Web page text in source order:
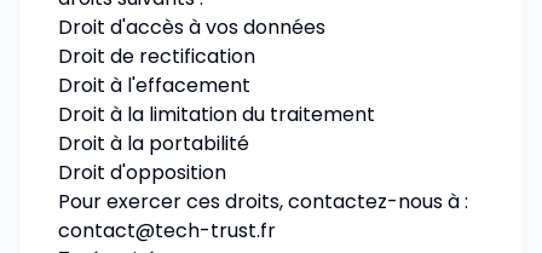
Droit d'accès à vos données
Droit de rectification
Droit à l'effacement
Droit à la limitation du traitement
Droit à la portabilité
Droit d'opposition
Pour exercer ces droits, contactez-nous à :
contact@tech-trust.fr